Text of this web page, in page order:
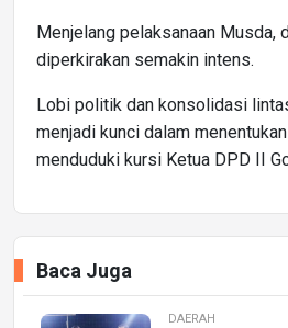
Menjelang pelaksanaan Musda,
diperkirakan semakin intens.
Lobi politik dan konsolidasi
menjadi kunci dalam
menduduki kursi Ketua DPD II
Baca Juga
DAERAH